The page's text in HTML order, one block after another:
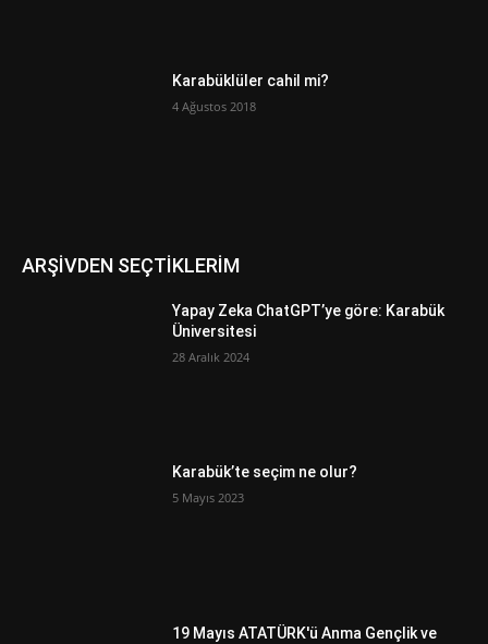
Karabüklüler cahil mi?
4 Ağustos 2018
ARŞİVDEN SEÇTİKLERİM
Yapay Zeka ChatGPT’ye göre: Karabük
Üniversitesi
28 Aralık 2024
Karabük’te seçim ne olur?
5 Mayıs 2023
19 Mayıs ATATÜRK'ü Anma Gençlik ve